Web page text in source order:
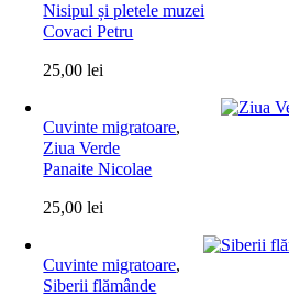
Nisipul și pletele muzei
Covaci Petru
25,00lei
Cuvinte migratoare,
Ziua Verde
Panaite Nicolae
25,00lei
Cuvinte migratoare,
Siberii flămânde